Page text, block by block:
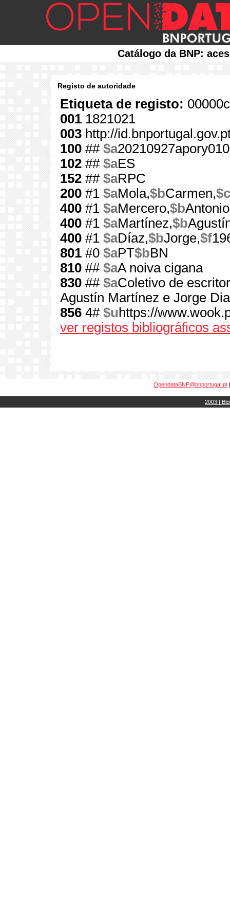
Catálogo da BNP:
Registo de autoridade
Etiqueta de registo:
001 1821021
003 http://
100 ## $a
102 ## $aES
152 ## $aRPC
200 #1 $aMola,$bCarmen,$c
400 #1 $aMercero,$b
400 #1 $aMartínez,$b
400 #1 $aDíaz,$bJorge,$f
801 #0 $aPT$bBN
810 ## $aA noiva cigana
830 ## $aColetivo de
Agustín Martínez e Jorge
856 4# $u https://
ver registos bibliográficos
OpendataBNP@bnportugal.pt
2003 |